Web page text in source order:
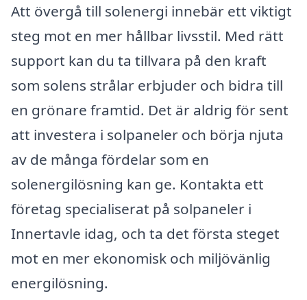
Att övergå till solenergi innebär ett viktigt
steg mot en mer hållbar livsstil. Med rätt
support kan du ta tillvara på den kraft
som solens strålar erbjuder och bidra till
en grönare framtid. Det är aldrig för sent
att investera i solpaneler och börja njuta
av de många fördelar som en
solenergilösning kan ge. Kontakta ett
företag specialiserat på solpaneler i
Innertavle idag, och ta det första steget
mot en mer ekonomisk och miljövänlig
energilösning.